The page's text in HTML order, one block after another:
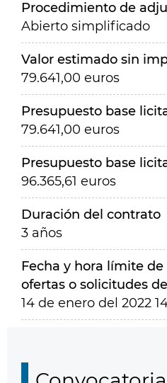
Procedimiento de
Abierto simplificado
Valor estimado sin
79.641,00 euros
Presupuesto base
79.641,00 euros
Presupuesto base
96.365,61 euros
Duración del contrato
3 años
Fecha y hora límite
ofertas o solicitudes
14 de enero del 2022